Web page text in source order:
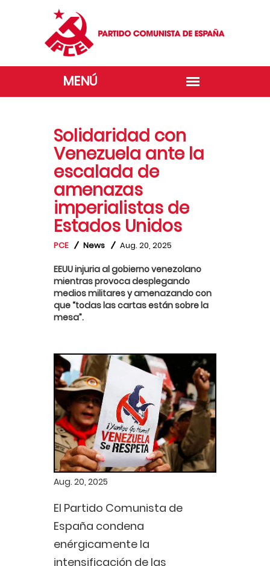
Solidaridad con
Venezuela ante la
escalada de
amenazas
imperialistas de
Estados Unidos
PCE News Aug. 20, 2025
EEUU injuria al gobierno venezolano
mientras provoca desplegando
medios militares y amenazando con
que “todas las cartas están sobre la
mesa”.
Aug. 20, 2025
El Partido Comunista de
España condena
enérgicamente la
intensificación de las